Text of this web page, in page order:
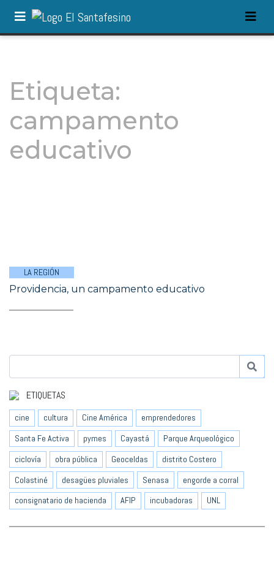
Etiqueta:
campamento
educativo
LA REGIÓN
Providencia, un campamento educativo
ETIQUETAS
cine cultura Cine América
emprendedores
Santa Fe Activa
pymes Cayastá
Parque Arqueológico
ciclovía
obra pública Geoceldas
distrito Costero
Colastiné
desagües pluviales Senasa
engorde a corral
consignatario de hacienda
AFIP incubadoras UNL